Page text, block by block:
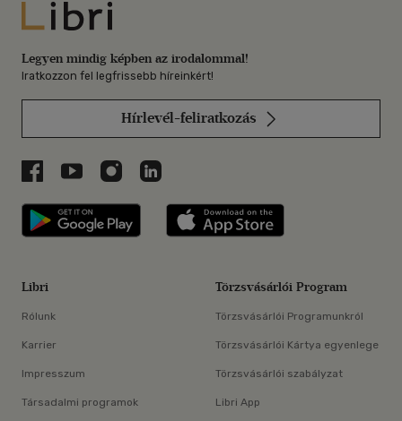
Libri
Legyen mindig képben az irodalommal!
Iratkozzon fel legfrissebb híreinkért!
Hírlevél-feliratkozás
Libri a Facebookon
Libri a Youtube-on
Libri az Instagramon
Libri a LinkedInen
Libri applikáció Szerezd meg: Google
Libri
Rólunk
Karrier
Impresszum
Társadalmi programok
Törzsvásárlói Program
Törzsvásárlói Programunkról
Törzsvásárlói Kártya egyenlege
Törzsvásárlói szabályzat
Libri App